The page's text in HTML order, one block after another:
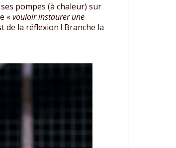
pompes (à chaleur) sur
«vouloir instaurer une
de la réflexion ! Branche la